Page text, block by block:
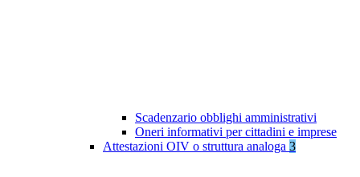
Scadenzario obblighi amministrativi
Oneri informativi per cittadini e imprese
Attestazioni OIV o struttura analoga 3